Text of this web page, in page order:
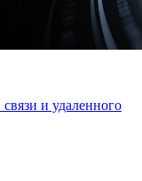
и удаленного